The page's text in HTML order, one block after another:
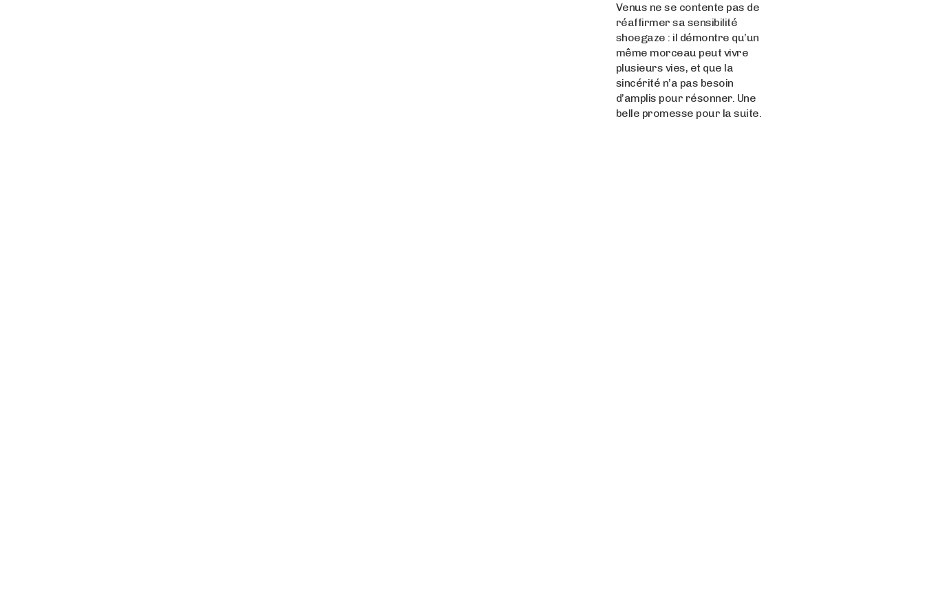
Venus ne se contente pas de
réaffirmer sa sensibilité
shoegaze : il démontre qu’un
même morceau peut vivre
plusieurs vies, et que la
sincérité n’a pas besoin
d’amplis pour résonner. Une
belle promesse pour la suite.